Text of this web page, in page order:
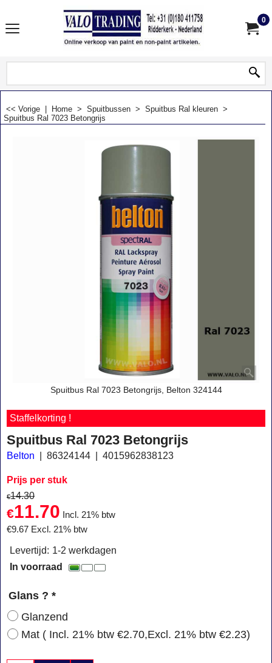
0
<< Vorige Home > Spuitbussen > Spuitbus Ral kleuren >
Spuitbus Ral 7023 Betongrijs
Spuitbus Ral 7023 Betongrijs, Belton 324144
Staffelkorting !
Spuitbus Ral 7023 Betongrijs
Belton 86324144 4015962838123
Prijs per stuk
€14.30
€11.70
Incl. 21% btw
€9.67 Excl. 21% btw
Levertijd: 1-2 werkdagen
In voorraad
Glans ? *
Glanzend
Mat ( Incl. 21% btw €2.70,Excl. 21% btw €2.23)